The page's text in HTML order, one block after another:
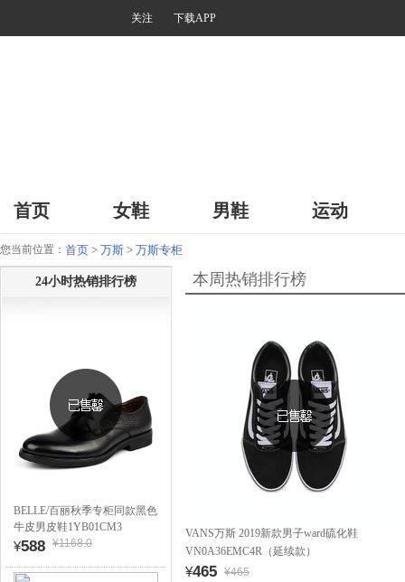
关注 下载APP
首页 女鞋 男鞋 运动
您当前位置： 首页 > 万斯 > 万斯专柜
24小时热销排行榜
BELLE/百丽秋季专柜同款黑色
牛皮男皮鞋1YB01CM3
¥588 ¥1168.0
本周热销排行榜
VANS万斯 2019新款男子ward硫化鞋
VN0A36EMC4R（延续款）
¥465 ¥465